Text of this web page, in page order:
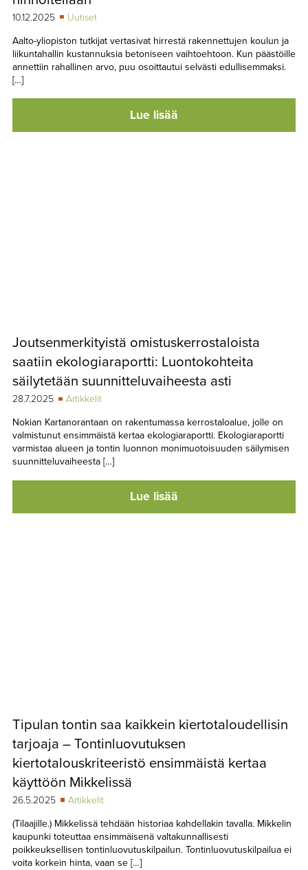
10.12.2025
Uutiset
Aalto-yliopiston tutkijat vertasivat hirrestä rakennettujen koulun ja
liikuntahallin kustannuksia betoniseen vaihtoehtoon. Kun päästöille
annettiin rahallinen arvo, puu osoittautui selvästi edullisemmaksi.
[…]
Lue lisää
Joutsenmerkityistä omistuskerrostaloista
saatiin ekologiaraportti: Luontokohteita
säilytetään suunnitteluvaiheesta asti
28.7.2025
Artikkelit
Nokian Kartanorantaan on rakentumassa kerrostaloalue, jolle on
valmistunut ensimmäistä kertaa ekologiaraportti. Ekologiaraportti
varmistaa alueen ja tontin luonnon monimuotoisuuden säilymisen
suunnitteluvaiheesta […]
Lue lisää
Tipulan tontin saa kaikkein kiertotaloudellisin
tarjoaja – Tontinluovutuksen
kiertotalouskriteeristö ensimmäistä kertaa
käyttöön Mikkelissä
26.5.2025
Artikkelit
(Tilaajille.) Mikkelissä tehdään historiaa kahdellakin tavalla. Mikkelin
kaupunki toteuttaa ensimmäisenä valtakunnallisesti
poikkeuksellisen tontinluovutuskilpailun. Tontinluovutuskilpailua ei
voita korkein hinta, vaan se […]